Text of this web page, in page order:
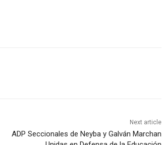
Next article
ADP Seccionales de Neyba y Galván Marchan